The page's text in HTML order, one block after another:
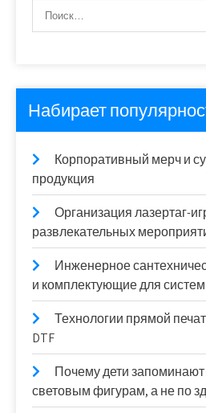
Набирает
Корпоративный мерч и
продукция
Организация лазертаг-
развлекательных
Инженерное
и комплектующие для
Технологии прямой
DTF
Почему дети
световым фигурам, а не по